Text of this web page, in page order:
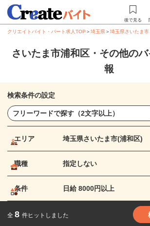
後で見る
クリエイトバイト・パート求人TOP ＞埼玉県＞埼玉県さいたま市
さいたま市浦和区・その他の
報
検索条件の設定
エリア 埼玉県さいたま市(浦和区)
職種 指定しない
条件 日給 8000円以上
全 8 件ヒットしました